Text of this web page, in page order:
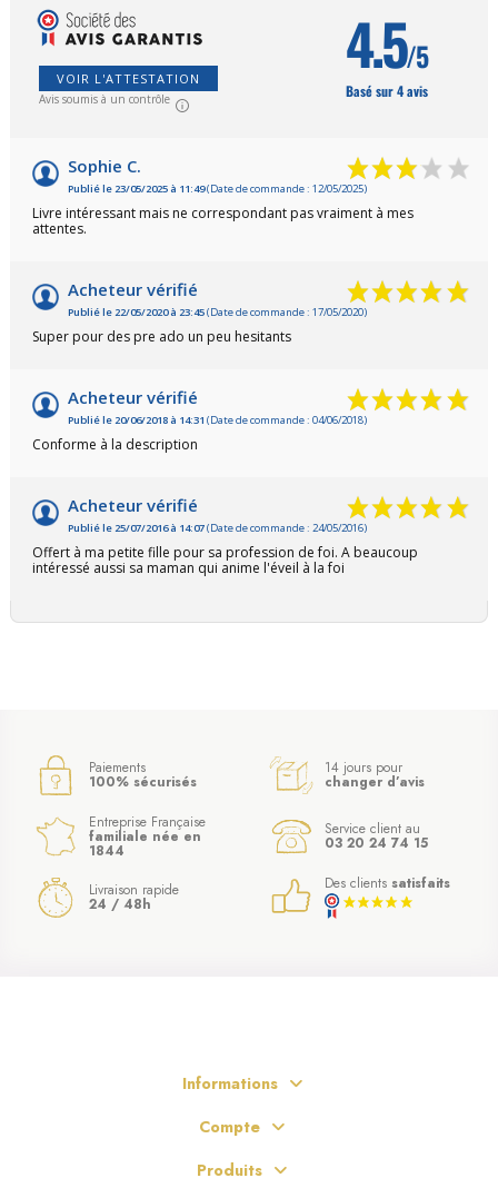
VOIR L'ATTESTATION
Avis soumis à un contrôle
4.5/5
Basé sur 4 avis
Sophie C.
Publié le 23/05/2025 à 11:49(Date de commande : 12/05/2025)
Livre intéressant mais ne correspondant pas vraiment à mes
attentes.
Acheteur vérifié
Publié le 22/05/2020 à 23:45(Date de commande : 17/05/2020)
Super pour des pre ado un peu hesitants
Acheteur vérifié
Publié le 20/06/2018 à 14:31 (Date de commande : 04/06/2018)
Conforme à la description
Acheteur vérifié
Publié le 25/07/2016 à 14:07(Date de commande : 24/05/2016)
Offert à ma petite fille pour sa profession de foi. A beaucoup
intéressé aussi sa maman qui anime l'éveil à la foi
Paiements
100% sécurisés
14 jours pour
changer d’avis
Entreprise Française
familiale née en
1844
Service client au
03 20 24 74 15
Livraison rapide
24 / 48h
Des clients satisfaits
Informations
Compte
Produits